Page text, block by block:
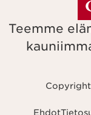
Teemme
Ehdot